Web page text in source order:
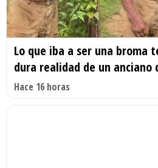
Lo que iba a ser una broma
dura realidad de un anciano
Hace 16 horas